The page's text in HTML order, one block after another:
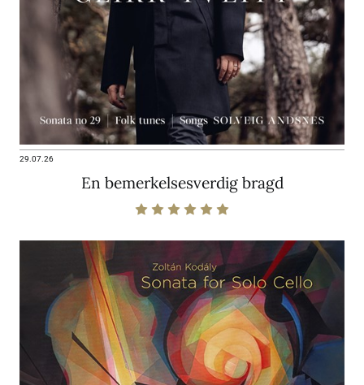
29.07.26
En bemerkelsesverdig bragd